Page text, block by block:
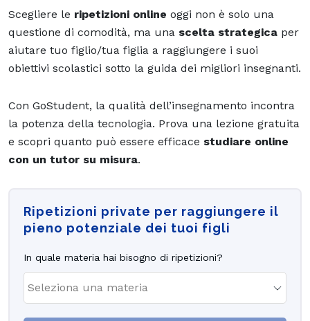
Scegliere le ripetizioni online oggi non è solo una
questione di comodità, ma una scelta strategica per
aiutare tuo figlio/tua figlia a raggiungere i suoi
obiettivi scolastici sotto la guida dei migliori insegnanti.
Con GoStudent, la qualità dell’insegnamento incontra
la potenza della tecnologia. Prova una lezione gratuita
e scopri quanto può essere efficace studiare online
con un tutor su misura.
Ripetizioni private per raggiungere il
pieno potenziale dei tuoi figli
In quale materia hai bisogno di ripetizioni?